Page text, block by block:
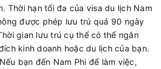
Thời hạn tối đa của visa du lịch Nam
được phép lưu trú quá 90 ngày
gian lưu trú cụ thể có thể ngắn
kinh doanh hoặc du lịch của bạn.
bạn đến Nam Phi để làm việc,